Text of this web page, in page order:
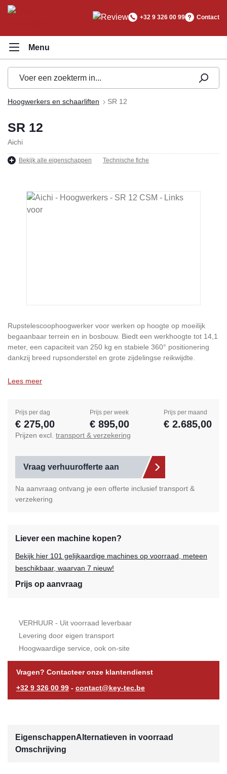
+32 9 326 00 99 Contact
Hoogwerkers en schaarliften SR 12
SR 12
Aichi
Bekijk alle eigenschappen Technische fiche
Afbeeldingengalerij overslaan
Rupstelescoophoogwerker voor werken op hoogte op moeilijk
begaanbaar terrein en in bosbouw. Biedt een werkhoogte tot 14,1
meter, een capaciteit van 250 kg en stabiele 360° positionering
dankzij breed rupsonderstel en grote zijdelingse reikwijdte.
Lees meer
Prijs per dag
€ 275,00
Prijs per week
€ 895,00
Prijs per maand
€ 2.685,00
Prijzen excl. transport & verzekering
Vraag verhuurofferte aan
Na aanvraag ontvang je een offerte inclusief transport &
verzekering
Liever een machine kopen?
Bekijk hier 101 gelijkaardige machines op voorraad, meteen
beschikbaar, waarvan 7 nieuw!
Prijs op aanvraag
VERHUUR - Uit voorraad leverbaar
Levering door eigen transport
Hoogwaardige service, ook on-site
Vragen? Contacteer onze klantendienst
+32 9 326 00 99 - contact@key-tec.be
EigenschappenAlternatieven in voorraad
Omschrijving